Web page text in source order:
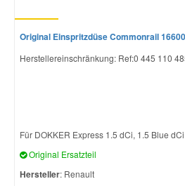
Original Einspritzdüse Commonrail
Herstellereinschränkung: Ref:0 445 110
Für DOKKER Express 1.5 dCi, 1.5 Blue
Original Ersatzteil
Hersteller: Renault